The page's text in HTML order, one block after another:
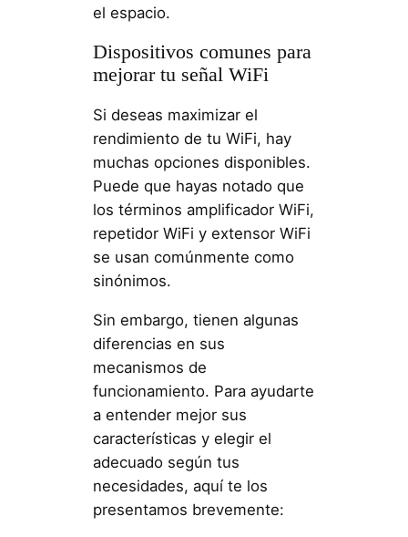
el espacio.
Dispositivos comunes para
mejorar tu señal WiFi
Si deseas maximizar el
rendimiento de tu WiFi, hay
muchas opciones disponibles.
Puede que hayas notado que
los términos amplificador WiFi,
repetidor WiFi y extensor WiFi
se usan comúnmente como
sinónimos.
Sin embargo, tienen algunas
diferencias en sus
mecanismos de
funcionamiento. Para ayudarte
a entender mejor sus
características y elegir el
adecuado según tus
necesidades, aquí te los
presentamos brevemente: